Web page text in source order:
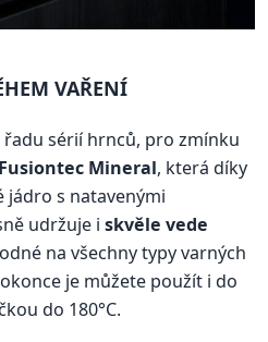
VAŘENÍ
řadu sérií hrnců, pro zmínku
Fusiontec Mineral, která díky
jádro s natavenými
udržuje i skvěle vede
na všechny typy varných
je můžete použít i do
do 180°C.